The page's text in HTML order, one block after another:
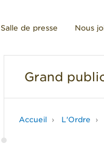
Salle de presse Nous
Grand
Accueil L'Ordre